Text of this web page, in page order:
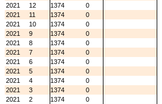
2021
12 1374
0
2021
11 1374
0
2021
10 1374
0
2021
9 1374
0
2021
8 1374
0
2021
7 1374
0
2021
6 1374
0
2021
5 1374
0
2021
4 1374
0
2021
3 1374
0
2021
2 1374
0